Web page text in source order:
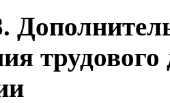
трудового